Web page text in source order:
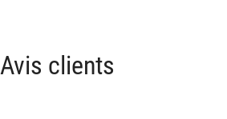
Avis clients